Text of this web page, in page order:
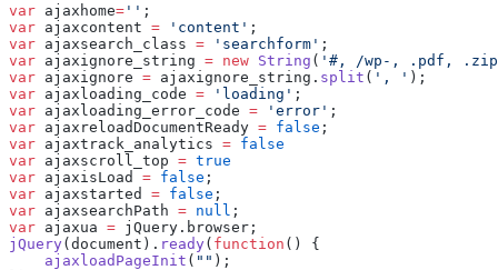
var ajaxhome= ''
var ajaxcontent = 'content'
var ajaxsearch_class = 'searchform'
var ajaxignore_string = new String ( '#, /wp-, .pdf,
var ajaxignore = ajaxignore_string. split ( ', '
var ajaxloading_code = 'loading'
var ajaxloading_error_code = 'error'
var ajaxreloadDocumentReady = false
var ajaxtrack_analytics =
var ajaxscroll_top =
var ajaxisLoad = false
var ajaxstarted = false
var ajaxsearchPath = null
var ajaxua =
jQuery(document). ready( function
    ajaxloadPageInit
( ""